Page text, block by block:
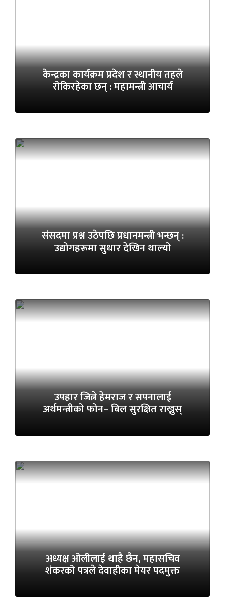
केन्द्रका कार्यक्रम प्रदेश र स्थानीय तहले
रोकिरहेका छन् : महामन्त्री आचार्य
संसदमा प्रश्न उठेपछि प्रधानमन्त्री भन्छन् :
उद्योगहरूमा सुधार देखिन थाल्यो
उपहार जित्ने हेमराज र सपनालाई
अर्थमन्त्रीको फोन– बिल सुरक्षित राख्नुस्
अध्यक्ष ओलीलाई थाहै छैन, महासचिव
शंकरको पत्रले देवाहीका मेयर पदमुक्त